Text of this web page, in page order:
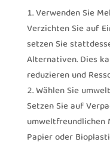
Verwenden Sie
Verzichten Sie auf
setzen Sie
Alternativen. Dies
reduzieren und
Wählen Sie
Setzen Sie auf
Papier oder